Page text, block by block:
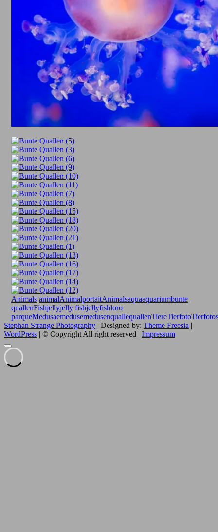
Animals animalAnimalportaitAnimalsaquaaquariumbunte
quallenFishjellyjelly fishjellyfishloro
parqueMedusaemedusemedusenquallequallenTiereTierfotoTierfotos
Stephan Strange Photography | Designed by: Theme Freesia |
WordPress | © Copyright All right reserved | Impressum